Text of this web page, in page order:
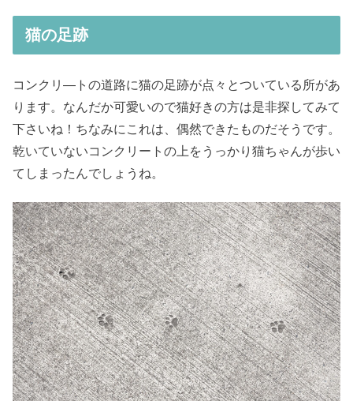
猫の足跡
コンクリ―トの道路に猫の足跡が点々とついている所があ
ります。なんだか可愛いので猫好きの方は是非探してみて
下さいね！ちなみにこれは、偶然できたものだそうです。
乾いていないコンクリートの上をうっかり猫ちゃんが歩い
てしまったんでしょうね。